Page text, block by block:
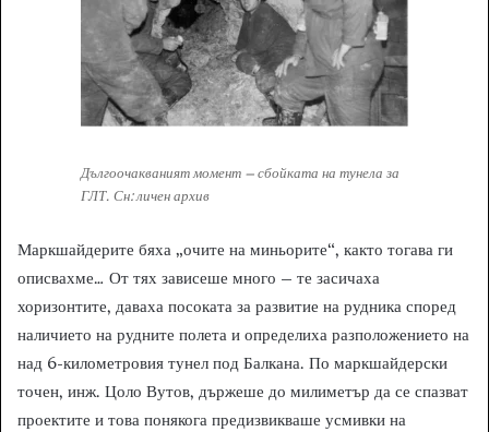
Дългоочакваният момент – сбойката на тунела за
ГЛТ. Сн: личен архив
Маркшайдерите бяха „очите на миньорите“, както тогава ги
описвахме… От тях зависеше много – те засичаха
хоризонтите, даваха посоката за развитие на рудника според
наличието на рудните полета и определиха разположението на
над 6-километровия тунел под Балкана. По маркшайдерски
точен, инж. Цоло Вутов, държеше до милиметър да се спазват
проектите и това понякога предизвикваше усмивки на